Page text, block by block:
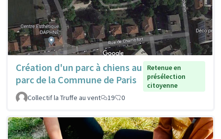
Création d'un parc à chiens au
parc de la Commune de Paris
Retenue en
présélection
citoyenne
Collectif la Truffe au vent
19 0